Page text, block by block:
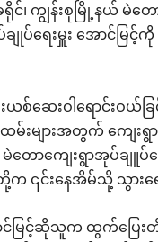
င်၊ ကျွန်းစုမြို့နယ် မဲတ
ရေးမှူး အောင်မြင့်
ဆေးဝါရောင်းဝယ်ခ
မ်းများအတွက် ကျေး
ောကျေးရွာအုပ်ချူပ်ရ
၎င်းနေအိမ်သို့ သွား
မြင့်ဆိုသူက ထွက်ပြေး